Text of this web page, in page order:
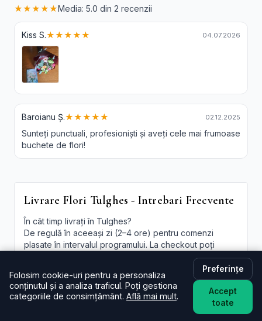
★★★★★Media: 5.0 din 2 recenzii
Kiss S.★★★★★ 04.07.2026
Baroianu Ș.★★★★★ 02.12.2025
Sunteți punctuali, profesioniști și aveți cele mai frumoase
buchete de flori!
Livrare Flori Tulghes - Intrebari Frecvente
În cât timp livrați în Tulghes?
De regulă în aceeași zi (2–4 ore) pentru comenzi
plasate în intervalul programului. La checkout poți
livrare flori Tulghes
Este livrarea de flori la domiciliu în Tulghes disponibilă
și sâmbăta?
Da, în majoritatea cazurilor livrăm și sâmbăta. În
Folosim cookie-uri pentru a personaliza
conținutul și a analiza traficul. Poți gestiona
categoriile de consimțământ. Află mai mult.
Preferințe
Accept
toate